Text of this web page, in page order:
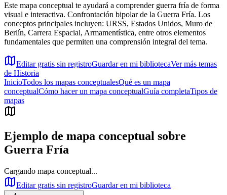
Este mapa conceptual te ayudará a comprender guerra fría de forma
visual e interactiva. Confrontación bipolar de la Guerra Fría. Los
conceptos principales incluyen: URSS, Estados Unidos, Muro de
Berlín, Carrera Espacial, Armamentística, entre otros elementos
fundamentales que permiten una comprensión integral del tema.
Editar gratis sin registroGuardar en mi bibliotecaVer más temas
de Historia
InicioTodos los mapas conceptualesQué es un mapa
conceptualCómo hacer un mapa conceptualGuía completaTipos de
mapas
Ejemplo de mapa conceptual sobre
Guerra Fría
Cargando mapa conceptual...
Editar gratis sin registroGuardar en mi biblioteca